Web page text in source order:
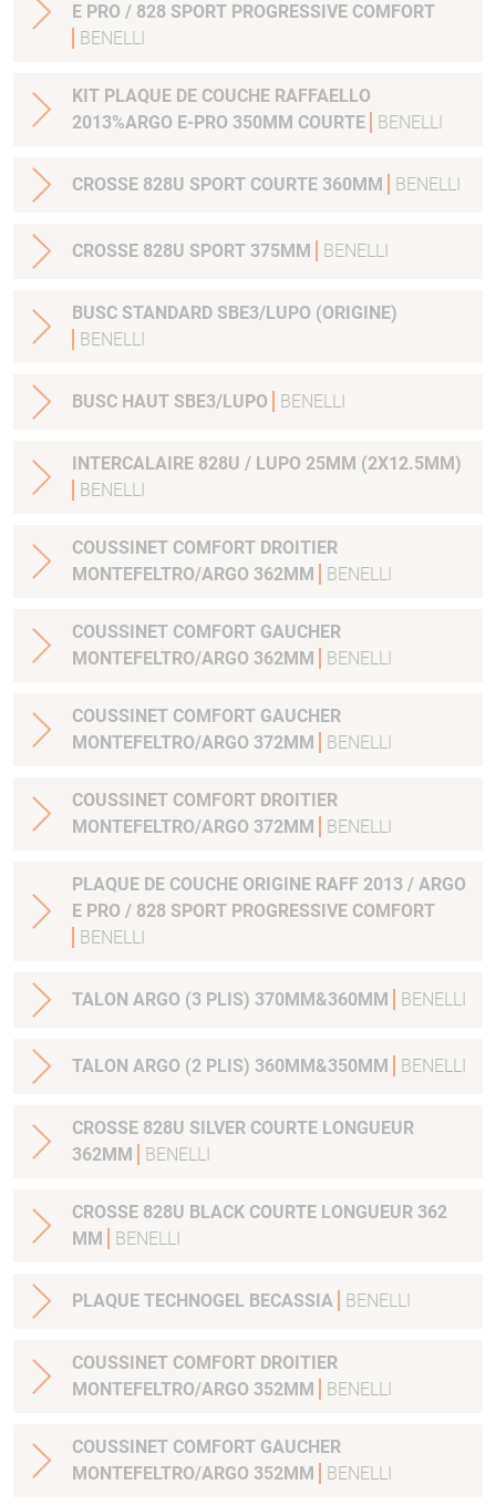
E PRO / 828 SPORT PROGRESSIVE COMFORT
BENELLI
KIT PLAQUE DE COUCHE RAFFAELLO
2013%ARGO E-PRO 350MM COURTE
BENELLI
CROSSE 828U SPORT COURTE 360MM BENELLI
CROSSE 828U SPORT 375MM BENELLI
BUSC STANDARD SBE3/LUPO (ORIGINE)
BENELLI
BUSC HAUT SBE3/LUPO BENELLI
INTERCALAIRE 828U / LUPO 25MM (2X12.5MM)
BENELLI
COUSSINET COMFORT DROITIER
MONTEFELTRO/ARGO 362MM
BENELLI
COUSSINET COMFORT GAUCHER
MONTEFELTRO/ARGO 362MM
BENELLI
COUSSINET COMFORT GAUCHER
MONTEFELTRO/ARGO 372MM
BENELLI
COUSSINET COMFORT DROITIER
MONTEFELTRO/ARGO 372MM
BENELLI
PLAQUE DE COUCHE ORIGINE RAFF 2013 / ARGO
E PRO / 828 SPORT PROGRESSIVE COMFORT
BENELLI
TALON ARGO (3 PLIS) 370MM&360MM BENELLI
TALON ARGO (2 PLIS) 360MM&350MM BENELLI
CROSSE 828U SILVER COURTE LONGUEUR
362MM
BENELLI
CROSSE 828U BLACK COURTE LONGUEUR 362
MM
BENELLI
PLAQUE TECHNOGEL BECASSIA BENELLI
COUSSINET COMFORT DROITIER
MONTEFELTRO/ARGO 352MM
BENELLI
COUSSINET COMFORT GAUCHER
MONTEFELTRO/ARGO 352MM
BENELLI